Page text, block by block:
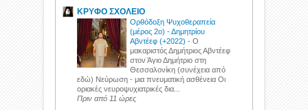
ΚΡΥΦΟ ΣΧΟΛΕΙΟ
Ορθόδοξη Ψυχοθεραπεία
(μέρος 2ο) - Δημητρίου
Αβντέεφ (+2022)-Ο
μακαριστός Δημήτριος Αβντέεφ
στον Άγιο Δημήτριο στη
Θεσσαλονίκη (συνέχεια από
εδώ) Νεύρωση - μια πνευματική ασθένεια Οι
οριακές νευροψυχιατρικές δια...
Πριν από 11 ώρες